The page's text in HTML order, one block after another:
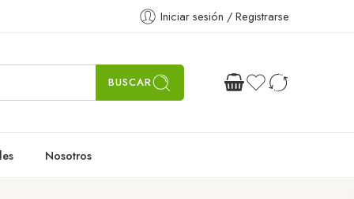
Iniciar sesión / Registrarse
BUSCAR
Nosotros